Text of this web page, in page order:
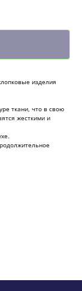
изделия
ткани, что в свою
жесткими и